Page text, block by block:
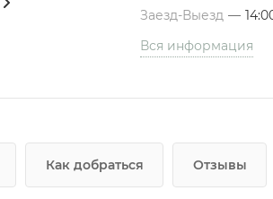
Заезд-Выезд —
Вся информация
Как добраться Отзывы